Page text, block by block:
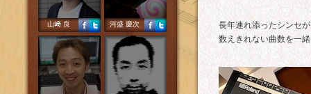
山﨑 良 河盛 慶次
長年連れ添ったシンセ
数えきれない曲数を一